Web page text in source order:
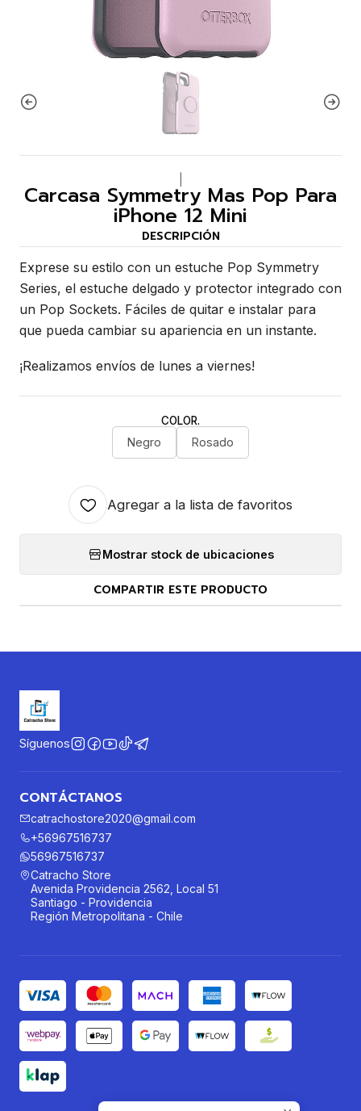
Carcasa Symmetry Mas Pop Para
iPhone 12 Mini
DESCRIPCIÓN
Exprese su estilo con un estuche Pop Symmetry
Series, el estuche delgado y protector integrado con
un Pop Sockets. Fáciles de quitar e instalar para
que pueda cambiar su apariencia en un instante.
¡Realizamos envíos de lunes a viernes!
COLOR.
Negro Rosado
Agregar a la lista de favoritos
Mostrar stock de ubicaciones
COMPARTIR ESTE PRODUCTO
Síguenos
CONTÁCTANOS
catrachostore2020@gmail.com
+56967516737
56967516737
Catracho Store
Avenida Providencia 2562, Local 51
Santiago - Providencia
Región Metropolitana - Chile